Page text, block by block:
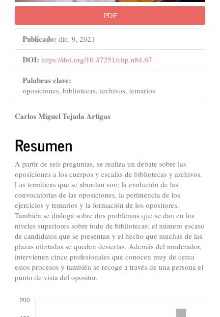
PDF
Publicado: dic. 9, 2021
DOI: https://doi.org/10.47251/clip.n84.67
Palabras clave:
oposiciones, bibliotecas, archivos, temarios
Contenido
principal
del
artículo
Carlos Miguel Tejada Artigas
Resumen
A partir de seis preguntas, se realiza un debate sobre las
oposiciones a los cuerpos y escalas de bibliotecas y archivos.
Las temáticas que se abordan son: la evolución de las
convocatorias de las oposiciones, la pertinencia de los
ejercicios y temarios y la formación de los opositores.
También se dialoga sobre dos problemas que se dan en los
niveles superiores sobre todo de bibliotecas: el número escaso
de candidatos que se presentan y el hecho que muchas de las
plazas ofertadas se queden desiertas. Además del moderador,
intervienen cinco profesionales que conocen muy de cerca
estos procesos y también se recoge a través de una persona el
punto de vista del opositor.